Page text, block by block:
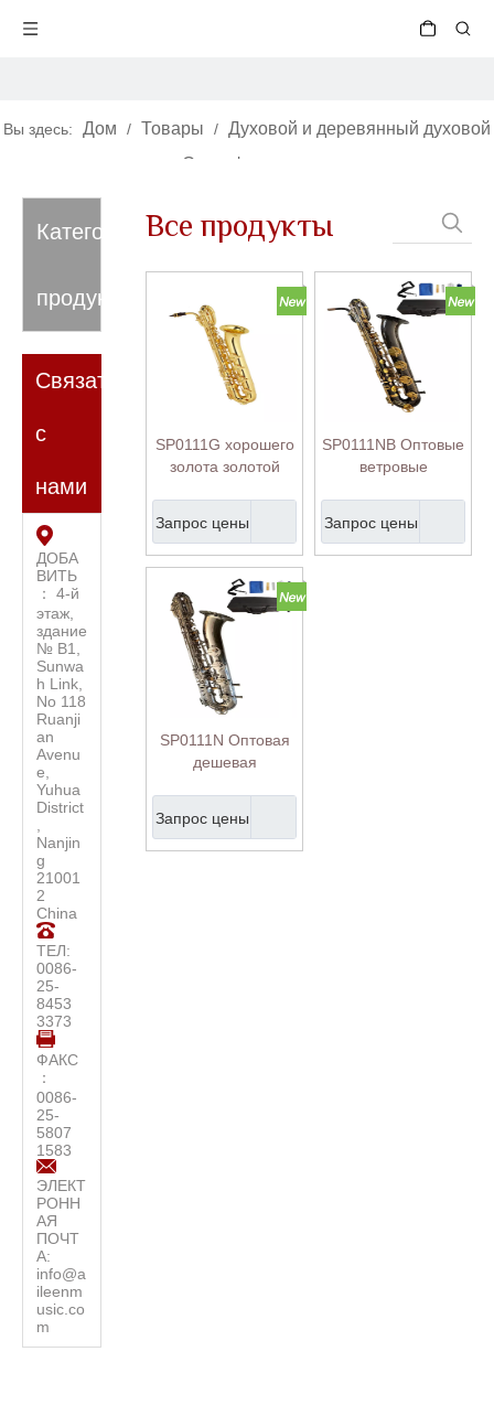
Вы здесь: Дом / Товары / Духовой и деревянный духовой
Саксофон
Категория
продукта
Связаться
с
нами
ДОБА
ВИТЬ
： 4-й
этаж,
здание
№ B1,
Sunwa
h Link,
No 118
Ruanji
an
Avenu
e,
Yuhua
District
Nanjin
g
21001
2
China
ТЕЛ:
0086-
25-
8453
3373
ФАКС
：
0086-
25-
5807
1583
ЭЛЕКТ
РОНН
АЯ
ПОЧТ
А:
info@a
ileenm
usic.co
m
Все продукты
SP0111G хорошего
золота золотой
саксофонного
кузова саксофон
Запрос цены
SP0111NB Оптовые
ветровые
саксофон для
кузова саксофон
Запрос цены
SP0111N Оптовая
дешевая
никелированным
баритоном
Запрос цены